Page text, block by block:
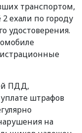
транспортом,
ехали по городу
удостоверения.
ПДД,
штрафов
на